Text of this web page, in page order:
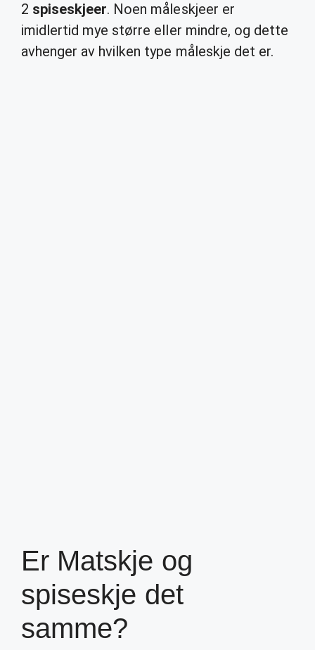
2 spiseskjeer. Noen måleskjeer er
imidlertid mye større eller mindre, og dette
avhenger av hvilken type måleskje det er.
Er Matskje og
spiseskje det
samme?